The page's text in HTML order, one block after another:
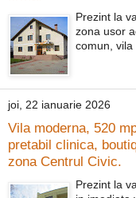
Prezint la
zona usor
comun, vila
joi, 22 ianuarie 2026
Vila moderna, 520
pretabil clinica,
zona Centrul Civic.
Prezint la